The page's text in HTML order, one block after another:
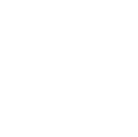
koselig
for mer info
dere ønsker
eller la oss